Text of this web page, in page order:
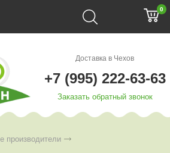
0
Доставка в Чехов
+7 (995) 222-63-63
Заказать обратный звонок
производители